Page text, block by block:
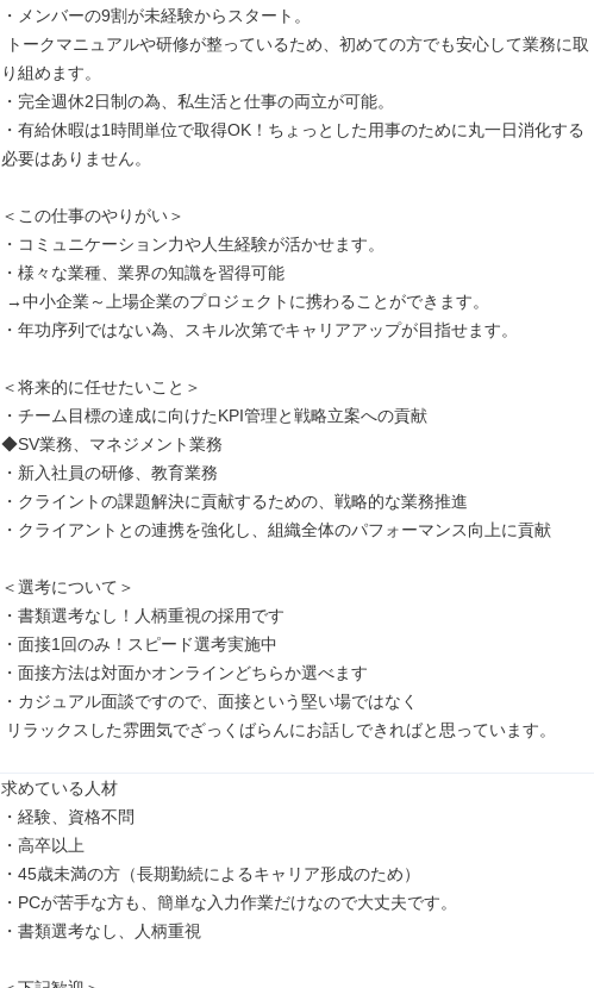
・メンバーの9割が未経験からスタート。
り組めます。
・完全週休2日制の為、私生活と仕事の両立が可能。
・有給休暇は1時間単位で取得OK！ちょっとした用事のために丸一日消化する
必要はありません。
＜この仕事のやりがい＞
・コミュニケーション力や人生経験が活かせます。
・様々な業種、業界の知識を習得可能
・年功序列ではない為、スキル次第でキャリアアップが目指せます。
＜将来的に任せたいこと＞
・チーム目標の達成に向けたKPI管理と戦略立案への貢献
◆SV業務、マネジメント業務
・新入社員の研修、教育業務
・クライントの課題解決に貢献するための、戦略的な業務推進
・クライアントとの連携を強化し、組織全体のパフォーマンス向上に貢献
＜選考について＞
・書類選考なし！人柄重視の採用です
・面接1回のみ！スピード選考実施中
・面接方法は対面かオンラインどちらか選べます
・カジュアル面談ですので、面接という堅い場ではなく
リラックスした雰囲気でざっくばらんにお話しできればと思っています。
求めている人材
・経験、資格不問
・高卒以上
・45歳未満の方（長期勤続によるキャリア形成のため）
・PCが苦手な方も、簡単な入力作業だけなので大丈夫です。
・書類選考なし、人柄重視